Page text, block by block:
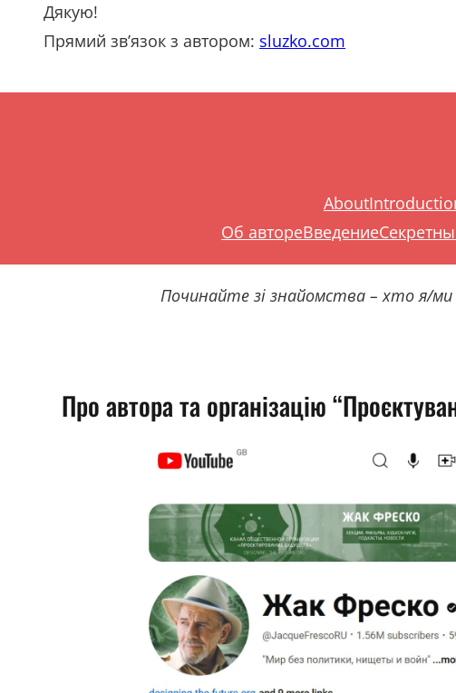
Дякую!
Прямий зв’язок з автором: sluzko.com
About
Об автореВведение
Починайте зі знайомства – хто я/ми
Про автора та організацію